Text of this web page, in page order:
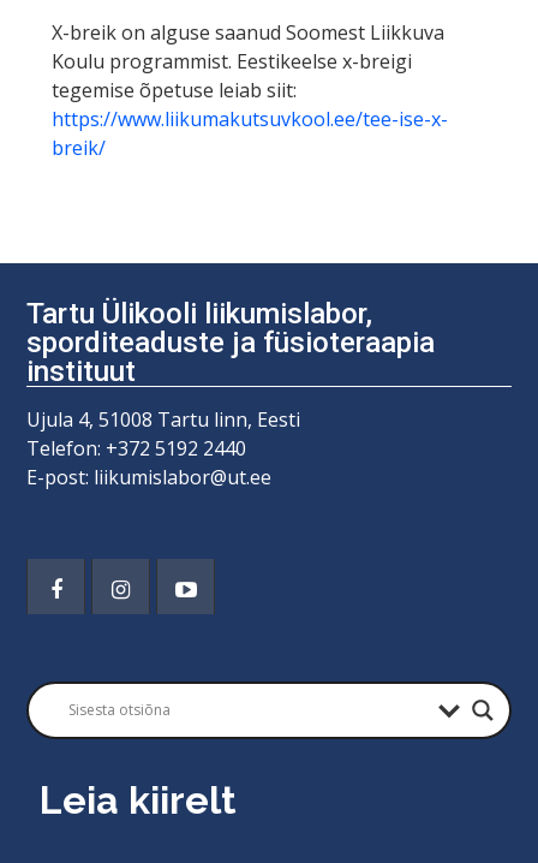
X-breik on alguse saanud Soomest Liikkuva
Koulu programmist. Eestikeelse x-breigi
tegemise õpetuse leiab siit:
https://www.liikumakutsuvkool.ee/tee-ise-x-
breik/
Tartu Ülikooli liikumislabor,
sporditeaduste ja füsioteraapia
instituut
Ujula 4, 51008 Tartu linn, Eesti
Telefon: +372 5192 2440
E-post: liikumislabor@ut.ee
Leia kiirelt